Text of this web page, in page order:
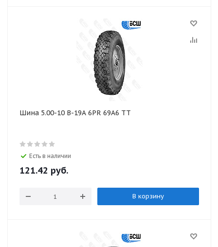
Шина 5.00-10 В-19А 6PR 69A6 TT
Есть в наличии
121.42 руб.
В корзину